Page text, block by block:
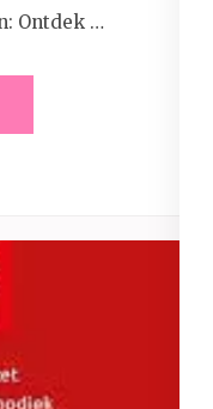
Ontdek …